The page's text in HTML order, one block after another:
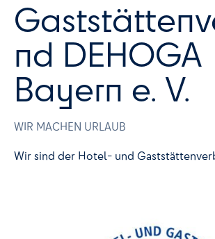
nd DEHOGA
Bayern e. V.
WIR MACHEN URLAUB
Wir sind der Hotel- und